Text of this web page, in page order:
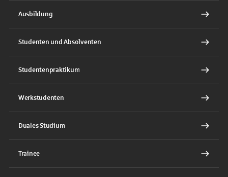
Ausbildung
Studenten und Absolventen
Studentenpraktikum
Werkstudenten
Duales Studium
Trainee